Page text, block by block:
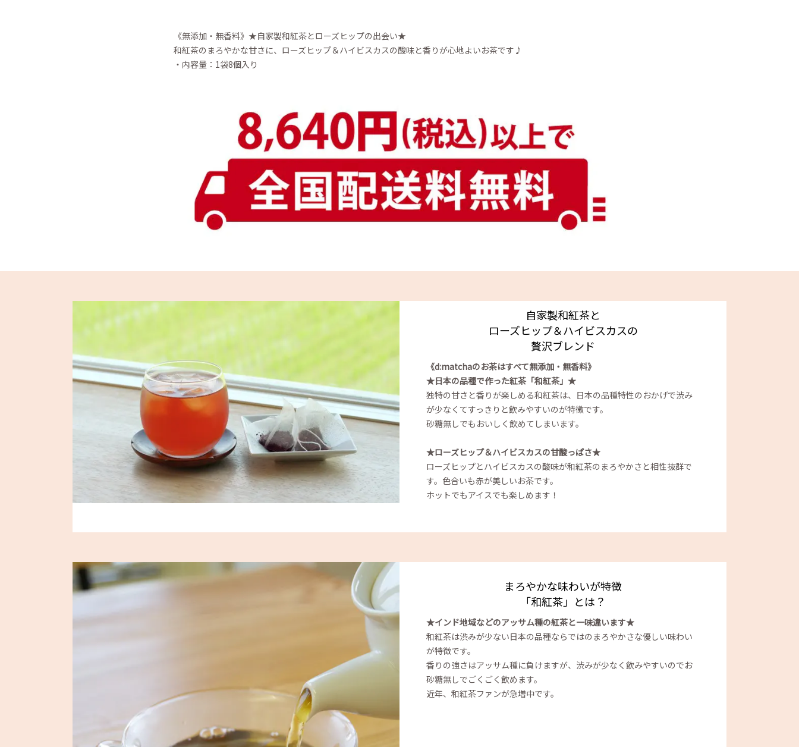
《無添加・無香料》★自家製和紅茶とローズヒップの出会い★
和紅茶のまろやかな甘さに、ローズヒップ＆ハイビスカスの酸味と香りが心地よいお茶です♪
・内容量：1袋8個入り
自家製和紅茶と
ローズヒップ＆ハイビスカスの
贅沢ブレンド
《d:matchaのお茶はすべて無添加・無香料》
★日本の品種で作った紅茶「和紅茶」★
独特の甘さと香りが楽しめる和紅茶は、日本の品種特性のおかげで渋み
が少なくてすっきりと飲みやすいのが特徴です。
砂糖無しでもおいしく飲めてしまいます。
★ローズヒップ＆ハイビスカスの甘酸っぱさ★
ローズヒップとハイビスカスの酸味が和紅茶のまろやかさと相性抜群で
す。色合いも赤が美しいお茶です。
ホットでもアイスでも楽しめます！
まろやかな味わいが特徴
「和紅茶」とは？
★インド地域などのアッサム種の紅茶と一味違います★
和紅茶は渋みが少ない日本の品種ならではのまろやかさな優しい味わい
が特徴です。
香りの強さはアッサム種に負けますが、渋みが少なく飲みやすいのでお
砂糖無しでごくごく飲めます。
近年、和紅茶ファンが急増中です。